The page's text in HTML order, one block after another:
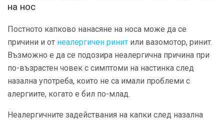
на нос
Постното капково нанасяне на носа може да се
причини и от неалергичен ринит или вазомотор, ринит.
Възможно е да се подозира неалергична причина при
по-възрастен човек с симптоми на настинка след
назална употреба, които не са имали проблеми с
алергиите, когато е бил по-млад.
Неалергичните задействания на капки след назална